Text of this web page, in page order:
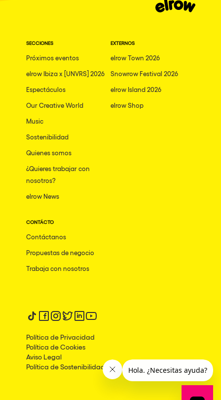
SECCIONES
Próximos eventos
elrow Ibiza x [UNVRS] 2026
Espectáculos
Our Creative World
Music
Sostenibilidad
Quienes somos
¿Quieres trabajar con
nosotros?
elrow News
EXTERNOS
elrow Town 2026
Snowrow Festival 2026
elrow Island 2026
elrow Shop
CONTÁCTO
Contáctanos
Propuestas de negocio
Trabaja con nosotros
Síguenos en tiktok
Síguenos en facebook
Síguenos en instagram
Síguenos en twitter
Síguenos en linkedin
Síguenos en youtube
Política de Privacidad
Política de Cookies
Aviso Legal
Política de Sostenibilidad